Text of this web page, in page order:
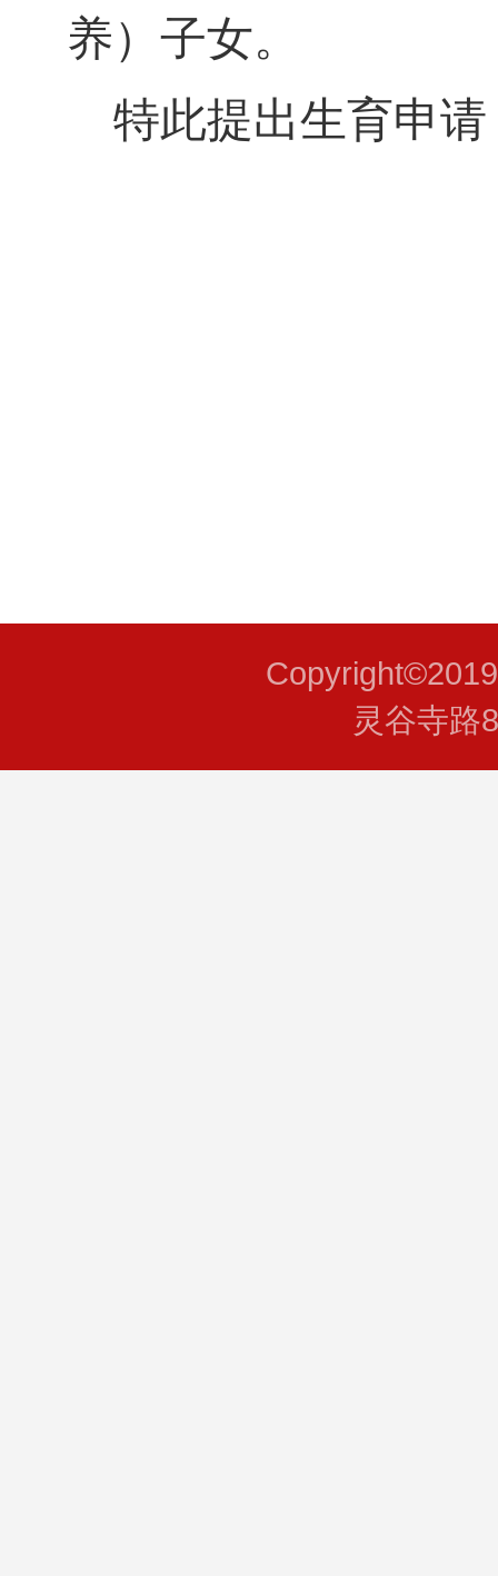
养）子女。
特此提出生育申
灵谷寺路